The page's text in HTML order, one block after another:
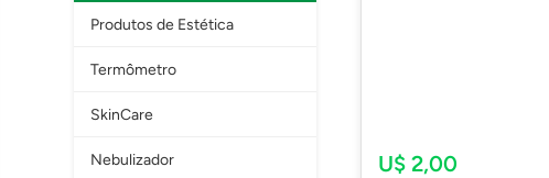
Produtos de Estética
Termômetro
SkinCare
Nebulizador U$ 2,00